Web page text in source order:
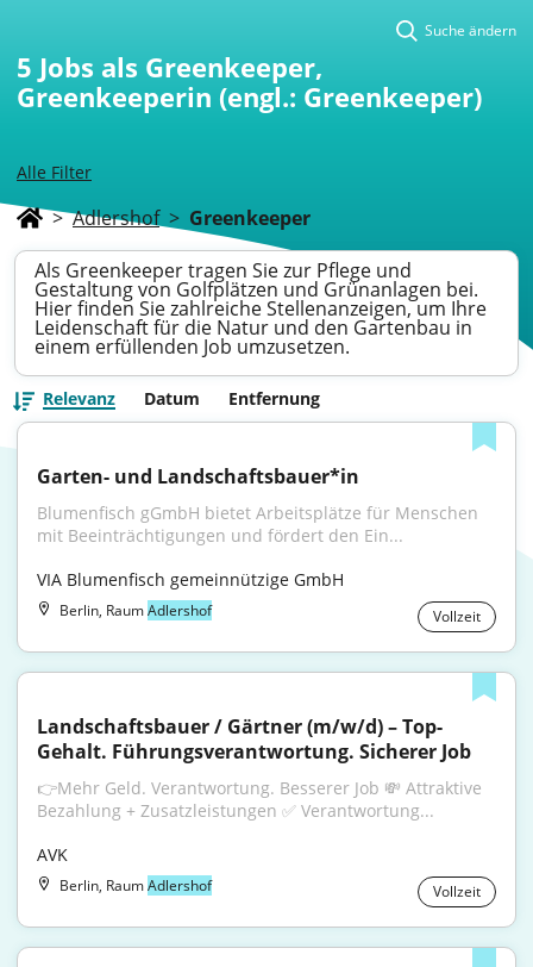
Alle Filter
Suche ändern
5 Jobs als Greenkeeper,
Greenkeeperin (engl.: Greenkeeper)
> Adlershof > Greenkeeper
Als Greenkeeper tragen Sie zur Pflege und
Gestaltung von Golfplätzen und Grünanlagen bei.
Hier finden Sie zahlreiche Stellenanzeigen, um Ihre
Leidenschaft für die Natur und den Gartenbau in
einem erfüllenden Job umzusetzen.
Relevanz Datum Entfernung
Garten- und Landschaftsbauer*in
Blumenfisch gGmbH bietet Arbeitsplätze für Menschen
mit Beeinträchtigungen und fördert den Ein...
VIA Blumenfisch gemeinnützige GmbH
Berlin, RaumAdlershof Vollzeit
Landschaftsbauer / Gärtner (m/w/d) – Top-
Gehalt. Führungsverantwortung. Sicherer Job
👉Mehr Geld. Verantwortung. Besserer Job 💸 Attraktive
Bezahlung + Zusatzleistungen ✅ Verantwortung...
AVK
Berlin, RaumAdlershof Vollzeit